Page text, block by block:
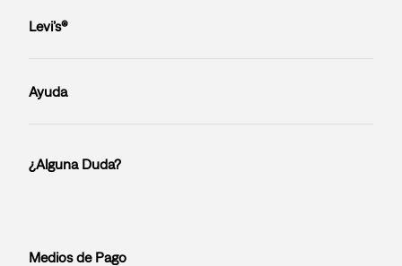
Levi’s®
Ayuda
¿Alguna Duda?
Medios de Pago